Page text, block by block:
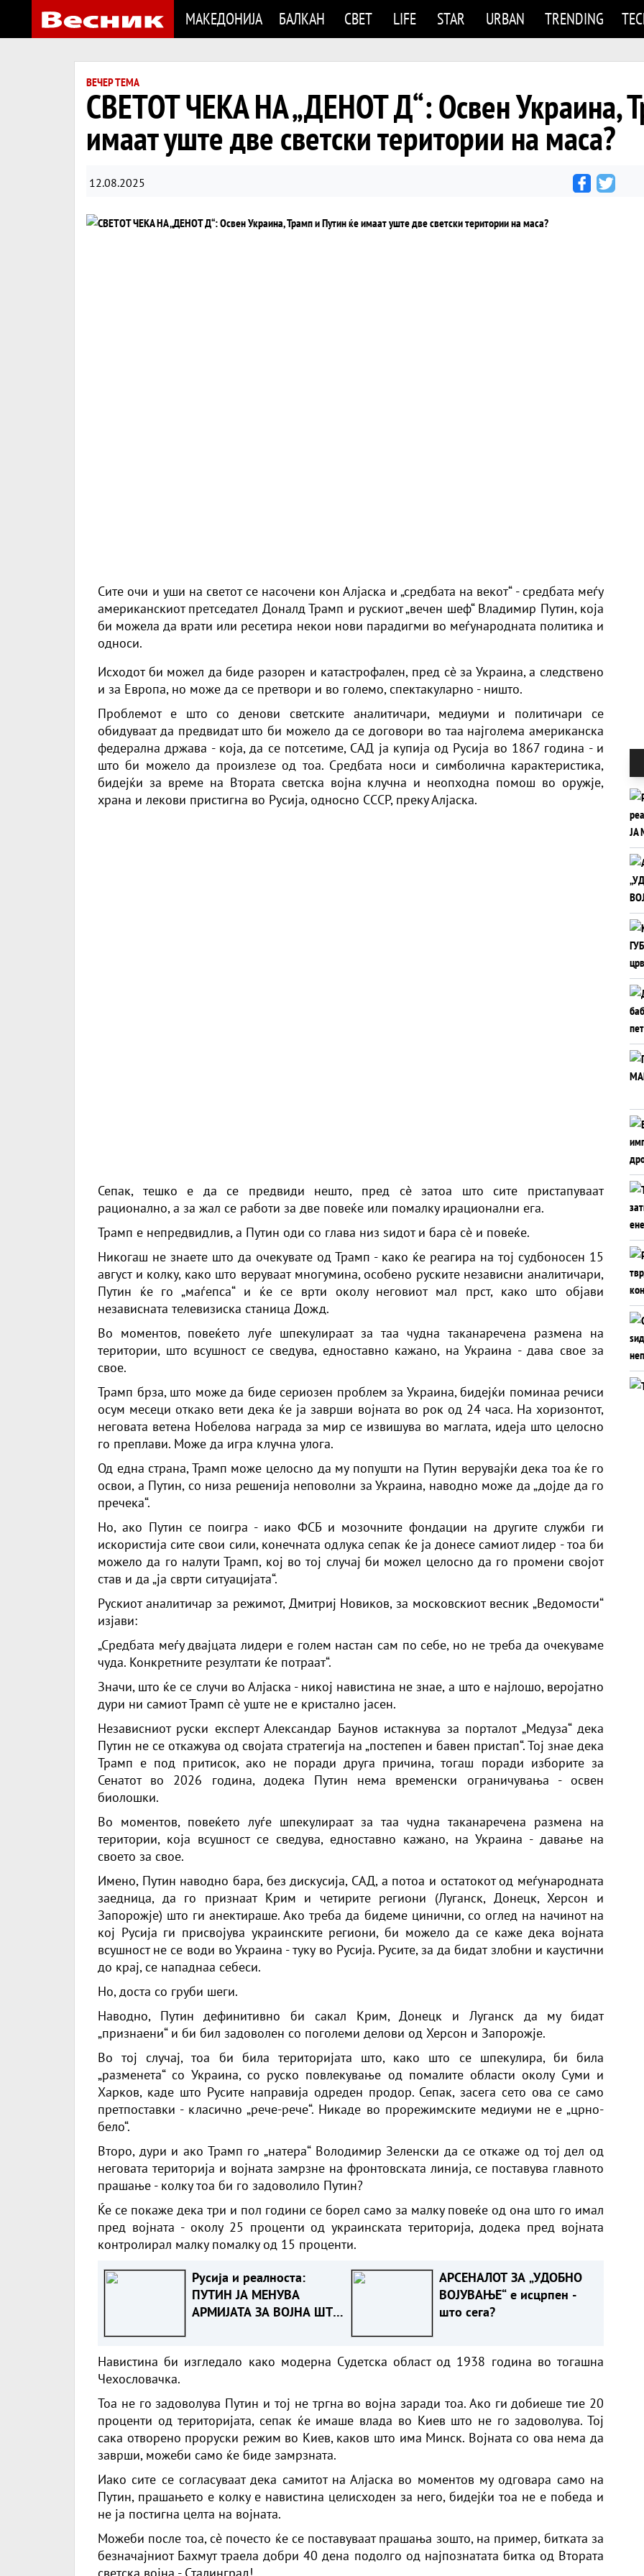
МАКЕДОНИЈА БАЛКАН СВЕТ LIFE STAR URBAN TRENDING
ВЕЧЕР ТЕМА
СВЕТОТ ЧЕКА НА „ДЕНОТ Д“: Освен Украина,
имаат уште две светски територии на маса?
12.08.2025
Сите очи и уши на светот се насочени кон Алјаска и „средбата на векот“ - средбата меѓу
американскиот претседател Доналд Трамп и рускиот „вечен шеф“ Владимир Путин, која
би можела да врати или ресетира некои нови парадигми во меѓународната политика и
односи.
Исходот би можел да биде разорен и катастрофален, пред сè за Украина, а следствено
и за Европа, но може да се претвори и во големо, спектакуларно - ништо.
Проблемот е што со денови светските аналитичари, медиуми и политичари се
обидуваат да предвидат што би можело да се договори во таа најголема американска
федерална држава - која, да се потсетиме, САД ја купија од Русија во 1867 година - и
што би можело да произлезе од тоа. Средбата носи и симболична карактеристика,
бидејќи за време на Втората светска војна клучна и неопходна помош во оружје,
храна и лекови пристигна во Русија, односно СССР, преку Алјаска.
Сепак, тешко е да се предвиди нешто, пред сè затоа што сите пристапуваат
рационално, а за жал се работи за две повеќе или помалку ирационални ега.
Трамп е непредвидлив, а Путин оди со глава низ ѕидот и бара сè и повеќе.
Никогаш не знаете што да очекувате од Трамп - како ќе реагира на тој судбоносен 15
август и колку, како што веруваат многумина, особено руските независни аналитичари,
Путин ќе го „маѓепса“ и ќе се врти околу неговиот мал прст, како што објави
независната телевизиска станица Дожд.
Во моментов, повеќето луѓе шпекулираат за таа чудна таканаречена размена на
територии, што всушност се сведува, едноставно кажано, на Украина - дава свое за
свое.
Трамп брза, што може да биде сериозен проблем за Украина, бидејќи поминаа речиси
осум месеци откако вети дека ќе ја заврши војната во рок од 24 часа. На хоризонтот,
неговата ветена Нобелова награда за мир се извишува во маглата, идеја што целосно
го преплави. Може да игра клучна улога.
Од една страна, Трамп може целосно да му попушти на Путин верувајќи дека тоа ќе го
освои, а Путин, со низа решенија неповолни за Украина, наводно може да „дојде да го
пречека“.
Но, ако Путин се поигра - иако ФСБ и мозочните фондации на другите служби ги
искористија сите свои сили, конечната одлука сепак ќе ја донесе самиот лидер - тоа би
можело да го налути Трамп, кој во тој случај би можел целосно да го промени својот
став и да „ја сврти ситуацијата“.
Рускиот аналитичар за режимот, Дмитриј Новиков, за московскиот весник „Ведомости“
изјави:
„Средбата меѓу двајцата лидери е голем настан сам по себе, но не треба да очекуваме
чуда. Конкретните резултати ќе потраат“.
Значи, што ќе се случи во Алјаска - никој навистина не знае, а што е најлошо, веројатно
дури ни самиот Трамп сè уште не е кристално јасен.
Независниот руски експерт Александар Баунов истакнува за порталот „Медуза“ дека
Путин не се откажува од својата стратегија на „постепен и бавен пристап“. Тој знае дека
Трамп е под притисок, ако не поради друга причина, тогаш поради изборите за
Сенатот во 2026 година, додека Путин нема временски ограничувања - освен
биолошки.
Во моментов, повеќето луѓе шпекулираат за таа чудна таканаречена размена на
територии, која всушност се сведува, едноставно кажано, на Украина - давање на
своето за свое.
Имено, Путин наводно бара, без дискусија, САД, а потоа и остатокот од меѓународната
заедница, да го признаат Крим и четирите региони (Луганск, Донецк, Херсон и
Запорожје) што ги анектираше. Ако треба да бидеме цинични, со оглед на начинот на
кој Русија ги присвојува украинските региони, би можело да се каже дека војната
всушност не се води во Украина - туку во Русија. Русите, за да бидат злобни и каустични
до крај, се нападнаа себеси.
Но, доста со груби шеги.
Наводно, Путин дефинитивно би сакал Крим, Донецк и Луганск да му бидат
„признаени“ и би бил задоволен со поголеми делови од Херсон и Запорожје.
Во тој случај, тоа би била територијата што, како што се шпекулира, би била
„разменета“ со Украина, со руско повлекување од помалите области околу Суми и
Харков, каде што Русите направија одреден продор. Сепак, засега сето ова се само
претпоставки - класично „рече-рече“. Никаде во прорежимските медиуми не е „црно-
бело“.
Второ, дури и ако Трамп го „натера“ Володимир Зеленски да се откаже од тој дел од
неговата територија и војната замрзне на фронтовската линија, се поставува главното
прашање - колку тоа би го задоволило Путин?
Ќе се покаже дека три и пол години се борел само за малку повеќе од она што го имал
пред војната - околу 25 проценти од украинската територија, додека пред војната
контролирал малку помалку од 15 проценти.
Русија и реалноста:
ПУТИН ЈА МЕНУВА
АРМИЈАТА ЗА ВОЈНА ШТО
АРСЕНАЛОТ ЗА „УДОБНО
ВОЈУВАЊЕ“ е исцрпен -
што сега?
Навистина би изгледало како модерна Судетска област од 1938 година во тогашна
Чехословачка.
Тоа не го задоволува Путин и тој не тргна во војна заради тоа. Ако ги добиеше тие 20
проценти од територијата, сепак ќе имаше влада во Киев што не го задоволува. Тој
сака отворено проруски режим во Киев, каков што има Минск. Војната со ова нема да
заврши, можеби само ќе биде замрзната.
Иако сите се согласуваат дека самитот на Алјаска во моментов му одговара само на
Путин, прашањето е колку е навистина целисходен за него, бидејќи тоа не е победа и
не ја постигна целта на војната.
Можеби после тоа, сè почесто ќе се поставуваат прашања зошто, на пример, битката за
безначајниот Бахмут траела добри 40 дена подолго од најпознатата битка од Втората
светска војна - Сталинград!